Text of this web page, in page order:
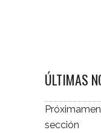
ÚLTIMAS
sección